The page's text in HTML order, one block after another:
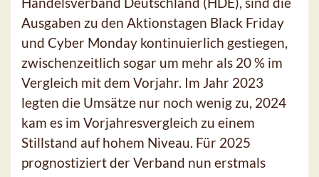
Ausgaben zu den Aktionstagen Black Friday
und Cyber Monday kontinuierlich gestiegen,
zwischenzeitlich sogar um mehr als 20 % im
Vergleich mit dem Vorjahr. Im Jahr 2023
legten die Umsätze nur noch wenig zu, 2024
kam es im Vorjahresvergleich zu einem
Stillstand auf hohem Niveau. Für 2025
prognostiziert der Verband nun erstmals